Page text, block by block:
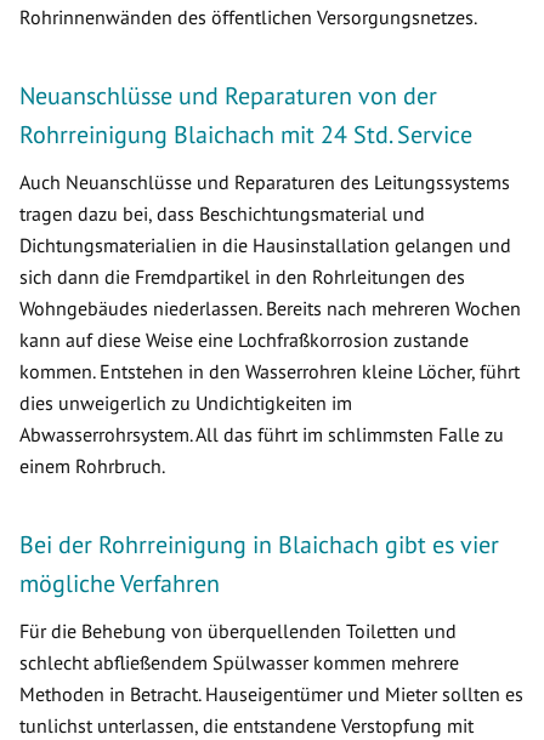
Rohrinnenwänden des öffentlichen Versorgungsnetzes.
Neuanschlüsse und Reparaturen von der
Rohrreinigung Blaichach mit 24 Std. Service
Auch Neuanschlüsse und Reparaturen des Leitungssystems
tragen dazu bei, dass Beschichtungsmaterial und
Dichtungsmaterialien in die Hausinstallation gelangen und
sich dann die Fremdpartikel in den Rohrleitungen des
Wohngebäudes niederlassen. Bereits nach mehreren Wochen
kann auf diese Weise eine Lochfraßkorrosion zustande
kommen. Entstehen in den Wasserrohren kleine Löcher, führt
dies unweigerlich zu Undichtigkeiten im
Abwasserrohrsystem. All das führt im schlimmsten Falle zu
einem Rohrbruch.
Bei der Rohrreinigung in Blaichach gibt es vier
mögliche Verfahren
Für die Behebung von überquellenden Toiletten und
schlecht abfließendem Spülwasser kommen mehrere
Methoden in Betracht. Hauseigentümer und Mieter sollten es
tunlichst unterlassen, die entstandene Verstopfung mit